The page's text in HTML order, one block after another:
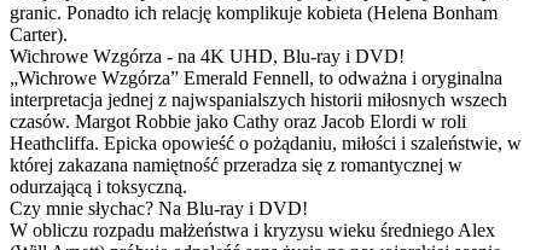
granic. Ponadto ich relację komplikuje kobieta (Helena Bonham
Carter).
Wichrowe Wzgórza - na 4K UHD, Blu-ray i DVD!
„Wichrowe Wzgórza” Emerald Fennell, to odważna i oryginalna
interpretacja jednej z najwspanialszych historii miłosnych wszech
czasów. Margot Robbie jako Cathy oraz Jacob Elordi w roli
Heathcliffa. Epicka opowieść o pożądaniu, miłości i szaleństwie, w
której zakazana namiętność przeradza się z romantycznej w
odurzającą i toksyczną.
Czy mnie słychac? Na Blu-ray i DVD!
W obliczu rozpadu małżeństwa i kryzysu wieku średniego Alex